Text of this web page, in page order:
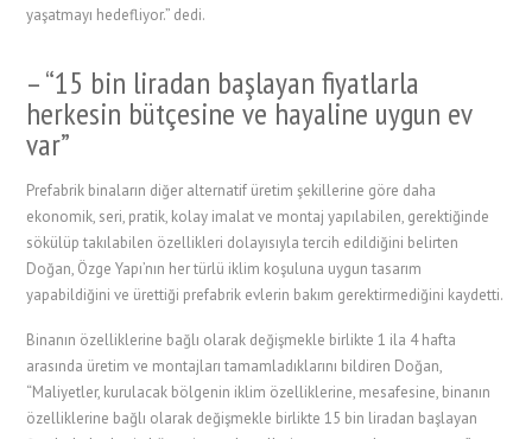
yaşatmayı hedefliyor.” dedi.
– “15 bin liradan başlayan fiyatlarla
herkesin bütçesine ve hayaline uygun ev
var”
Prefabrik binaların diğer alternatif üretim şekillerine göre daha
ekonomik, seri, pratik, kolay imalat ve montaj yapılabilen, gerektiğinde
sökülüp takılabilen özellikleri dolayısıyla tercih edildiğini belirten
Doğan, Özge Yapı’nın her türlü iklim koşuluna uygun tasarım
yapabildiğini ve ürettiği prefabrik evlerin bakım gerektirmediğini kaydetti.
Binanın özelliklerine bağlı olarak değişmekle birlikte 1 ila 4 hafta
arasında üretim ve montajları tamamladıklarını bildiren Doğan,
“Maliyetler, kurulacak bölgenin iklim özelliklerine, mesafesine, binanın
özelliklerine bağlı olarak değişmekle birlikte 15 bin liradan başlayan